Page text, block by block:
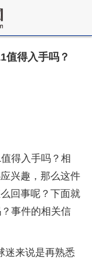
值得入手吗？
得入手吗？相
兴趣，那么这件
回事呢？下面就
事件的相关信
迷来说是再熟悉